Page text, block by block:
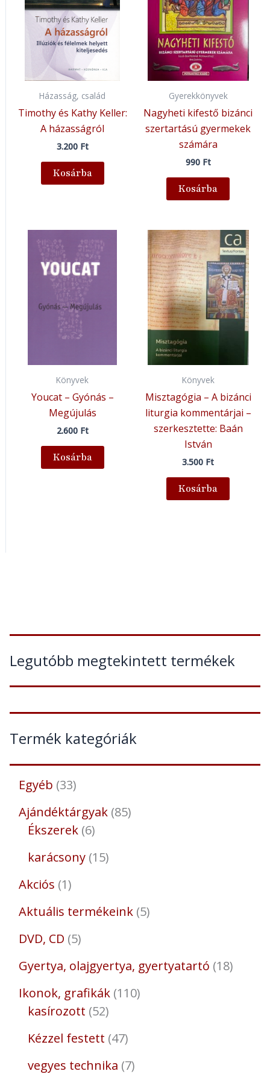
Legutóbb megtekintett termékek
Termék kategóriák
Egyéb 33
Ajándéktárgyak 85
Ékszerek 6
karácsony 15
Akciós 1
Aktuális termékeink 5
DVD, CD 5
Gyertya, olajgyertya, gyertyatartó 18
Ikonok, grafikák 110
kasírozott 52
Kézzel festett 47
vegyes technika 7
Házasság, család
Timothy és Kathy Keller:
A házasságról
3.200 Ft
Kosárba
Gyerekkönyvek
Nagyheti kifestő bizánci
szertartású gyermekek
számára
990 Ft
Kosárba
Könyvek
Youcat – Gyónás –
Megújulás
2.600 Ft
Kosárba
Könyvek
Misztagógia – A bizánci
liturgia kommentárjai –
szerkesztette: Baán
István
3.500 Ft
Kosárba